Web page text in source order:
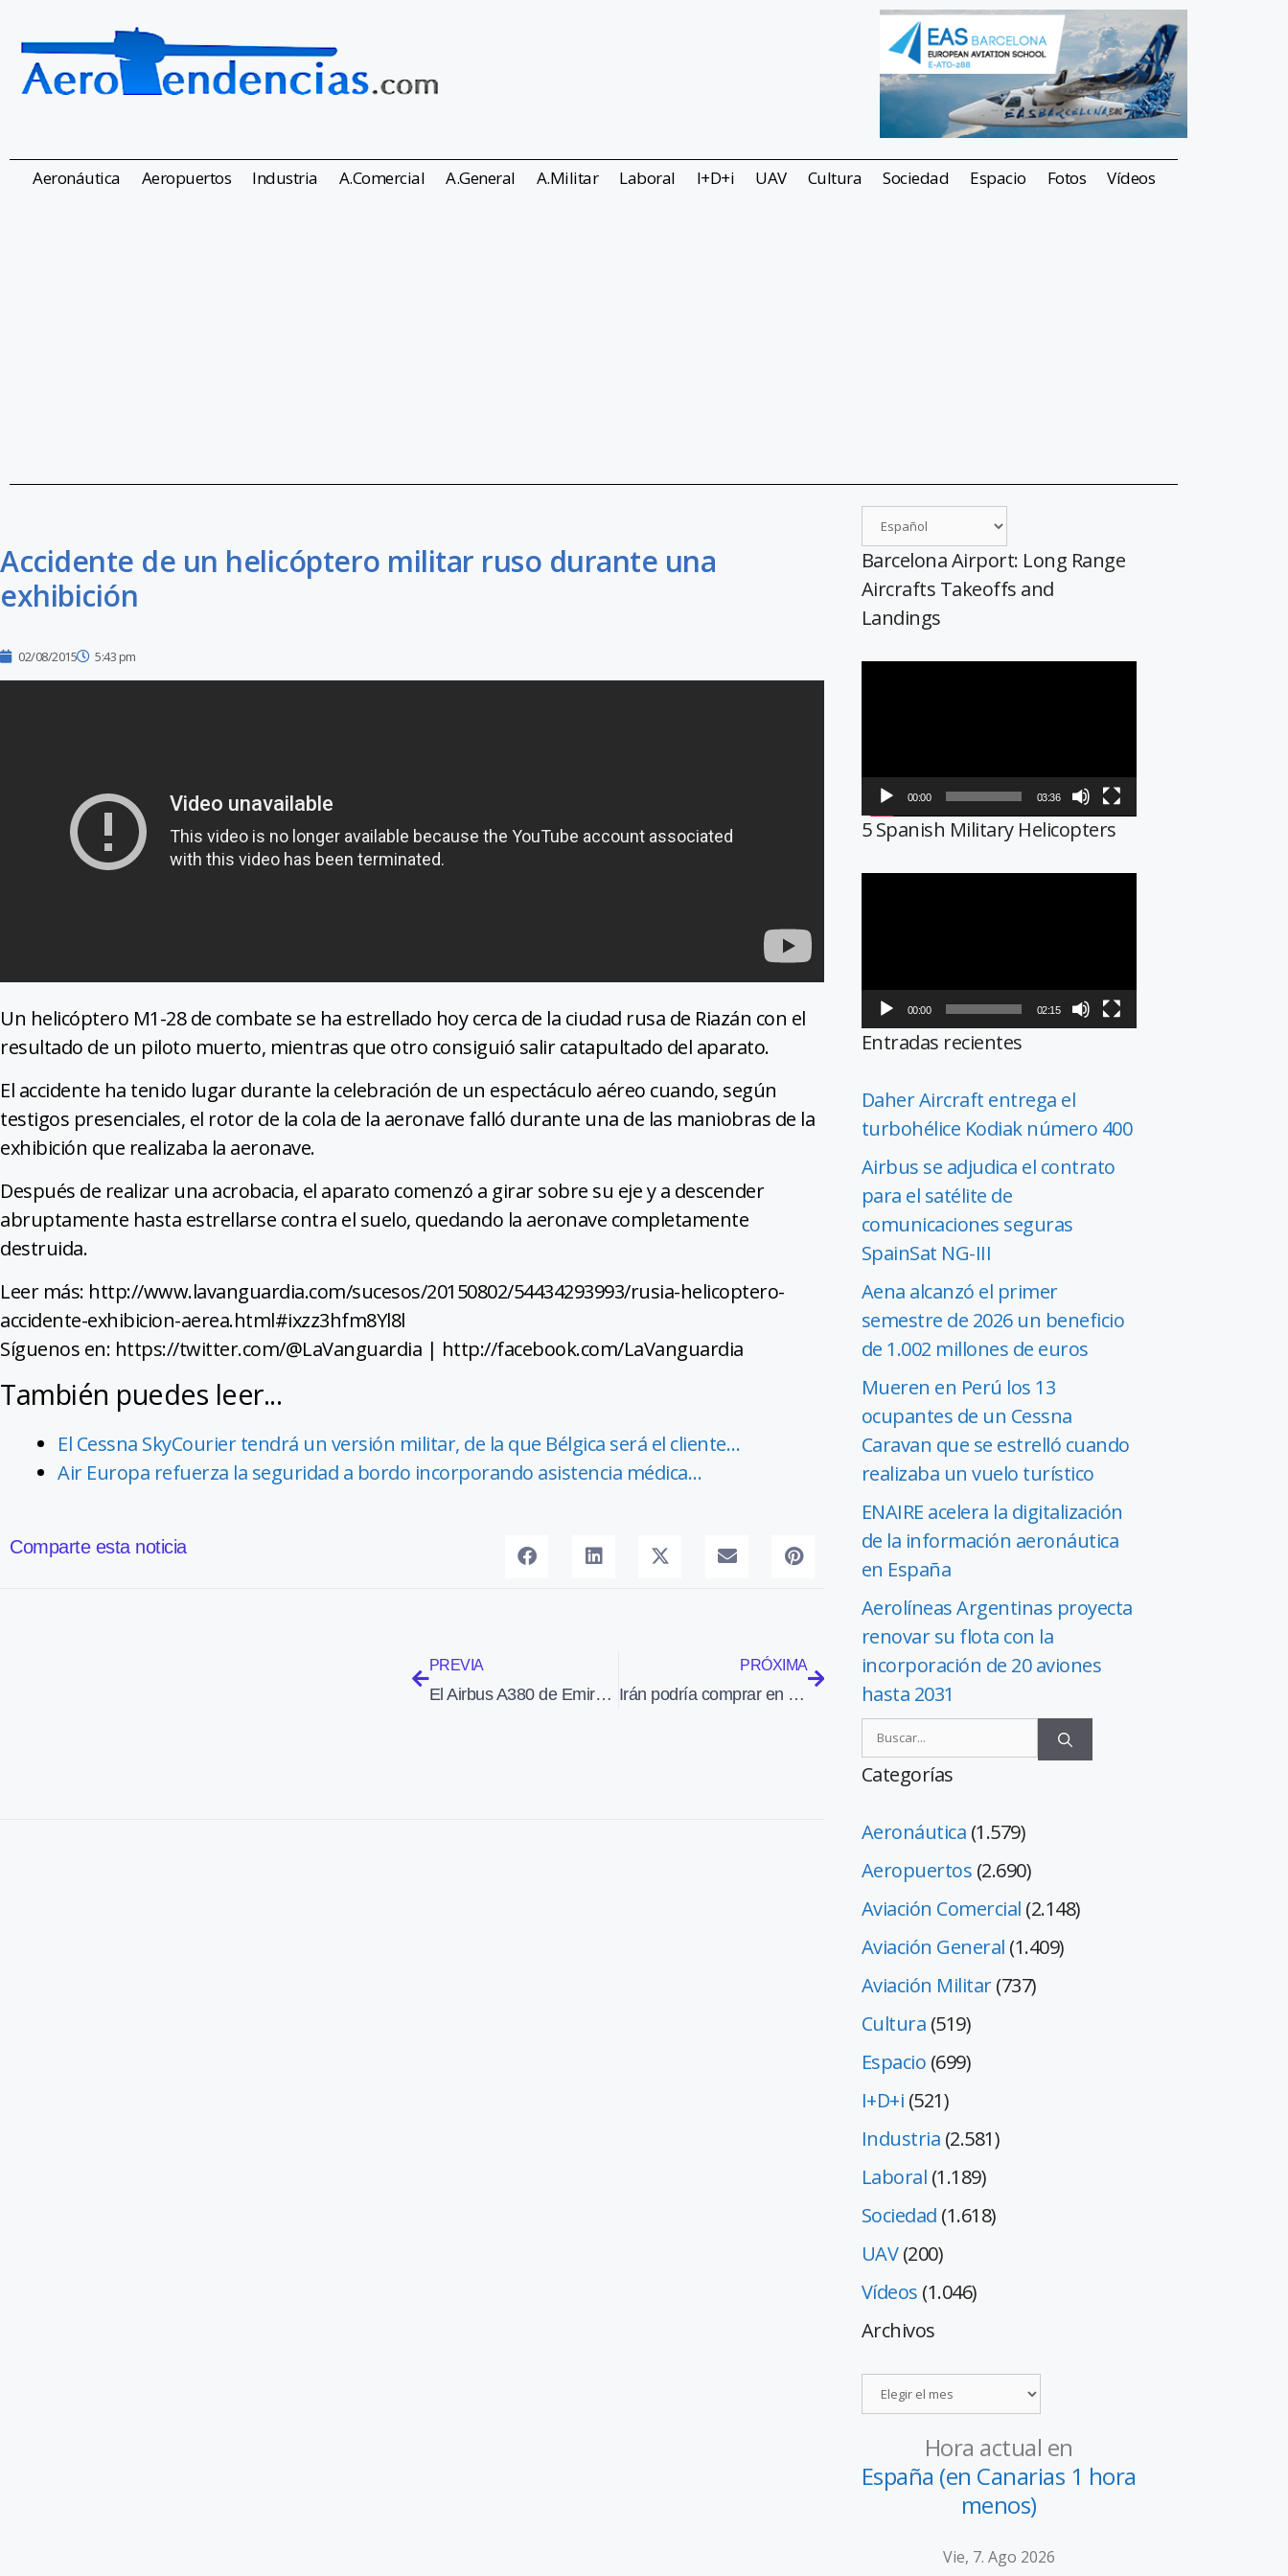
Aeronáutica Aeropuertos Industria A.Comercial A.General A.Militar Laboral I+D+i UAV Cultura Sociedad Espacio Fotos Vídeos
Accidente de un helicóptero militar ruso durante una
exhibición
02/08/2015 5:43 pm
Un helicóptero M1-28 de combate se ha estrellado hoy cerca de la ciudad rusa de Riazán con el
resultado de un piloto muerto, mientras que otro consiguió salir catapultado del aparato.
El accidente ha tenido lugar durante la celebración de un espectáculo aéreo cuando, según
testigos presenciales, el rotor de la cola de la aeronave falló durante una de las maniobras de la
exhibición que realizaba la aeronave.
Después de realizar una acrobacia, el aparato comenzó a girar sobre su eje y a descender
abruptamente hasta estrellarse contra el suelo, quedando la aeronave completamente
destruida.
Leer más: http://www.lavanguardia.com/sucesos/20150802/54434293993/rusia-helicoptero-
accidente-exhibicion-aerea.html#ixzz3hfm8Yl8l
Síguenos en: https://twitter.com/@LaVanguardia | http://facebook.com/LaVanguardia
También puedes leer...
El Cessna SkyCourier tendrá un versión militar, de la que Bélgica será el cliente…
Air Europa refuerza la seguridad a bordo incorporando asistencia médica…
Comparte esta noticia
PREVIA
El Airbus A380 de Emirates aterriza en Madrid
PRÓXIMA
Irán podría comprar en los próximos años 300 aviones nuevos a Airbus y Boeing
Barcelona Airport: Long Range
Aircrafts Takeoffs and
Landings
00:00 03:36
5 Spanish Military Helicopters
00:00 02:15
Entradas recientes
Daher Aircraft entrega el
turbohélice Kodiak número 400
Airbus se adjudica el contrato
para el satélite de
comunicaciones seguras
SpainSat NG-III
Aena alcanzó el primer
semestre de 2026 un beneficio
de 1.002 millones de euros
Mueren en Perú los 13
ocupantes de un Cessna
Caravan que se estrelló cuando
realizaba un vuelo turístico
ENAIRE acelera la digitalización
de la información aeronáutica
en España
Aerolíneas Argentinas proyecta
renovar su flota con la
incorporación de 20 aviones
hasta 2031
Categorías
Aeronáutica (1.579)
Aeropuertos (2.690)
Aviación Comercial (2.148)
Aviación General (1.409)
Aviación Militar(737)
Cultura (519)
Espacio (699)
I+D+i (521)
Industria (2.581)
Laboral (1.189)
Sociedad (1.618)
UAV(200)
Vídeos (1.046)
Archivos
Hora actual en
España (en Canarias 1 hora
menos)